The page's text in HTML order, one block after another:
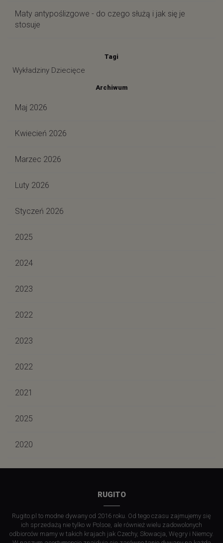
Maty antypoślizgowe - do czego służą i jak się je
stosuje
Tagi
Wykładziny Dziecięce
Archiwum
Maj 2026
Kwiecień 2026
Marzec 2026
Luty 2026
Styczeń 2026
2025
2024
2023
2022
2023
2022
2021
2025
2020
RUGITO
Rugito.pl to modne dywany od 2016 roku. Od tego czasu zajmujemy się
ich sprzedażą nie tylko w Polsce, ale również wielu zadowolonych
odbiorców mamy w takich krajach jak Czechy, Słowacja, Węgry i Niemcy.